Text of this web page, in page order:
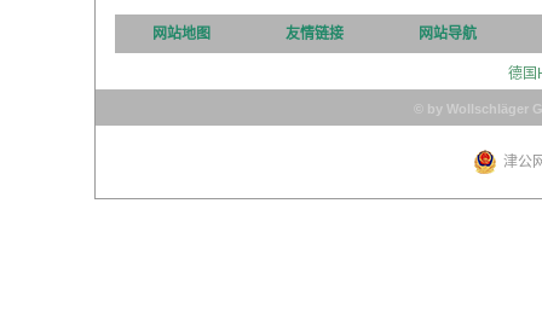
网站地图 友情链接 网站导航
德国
© by Wollschläger
津公